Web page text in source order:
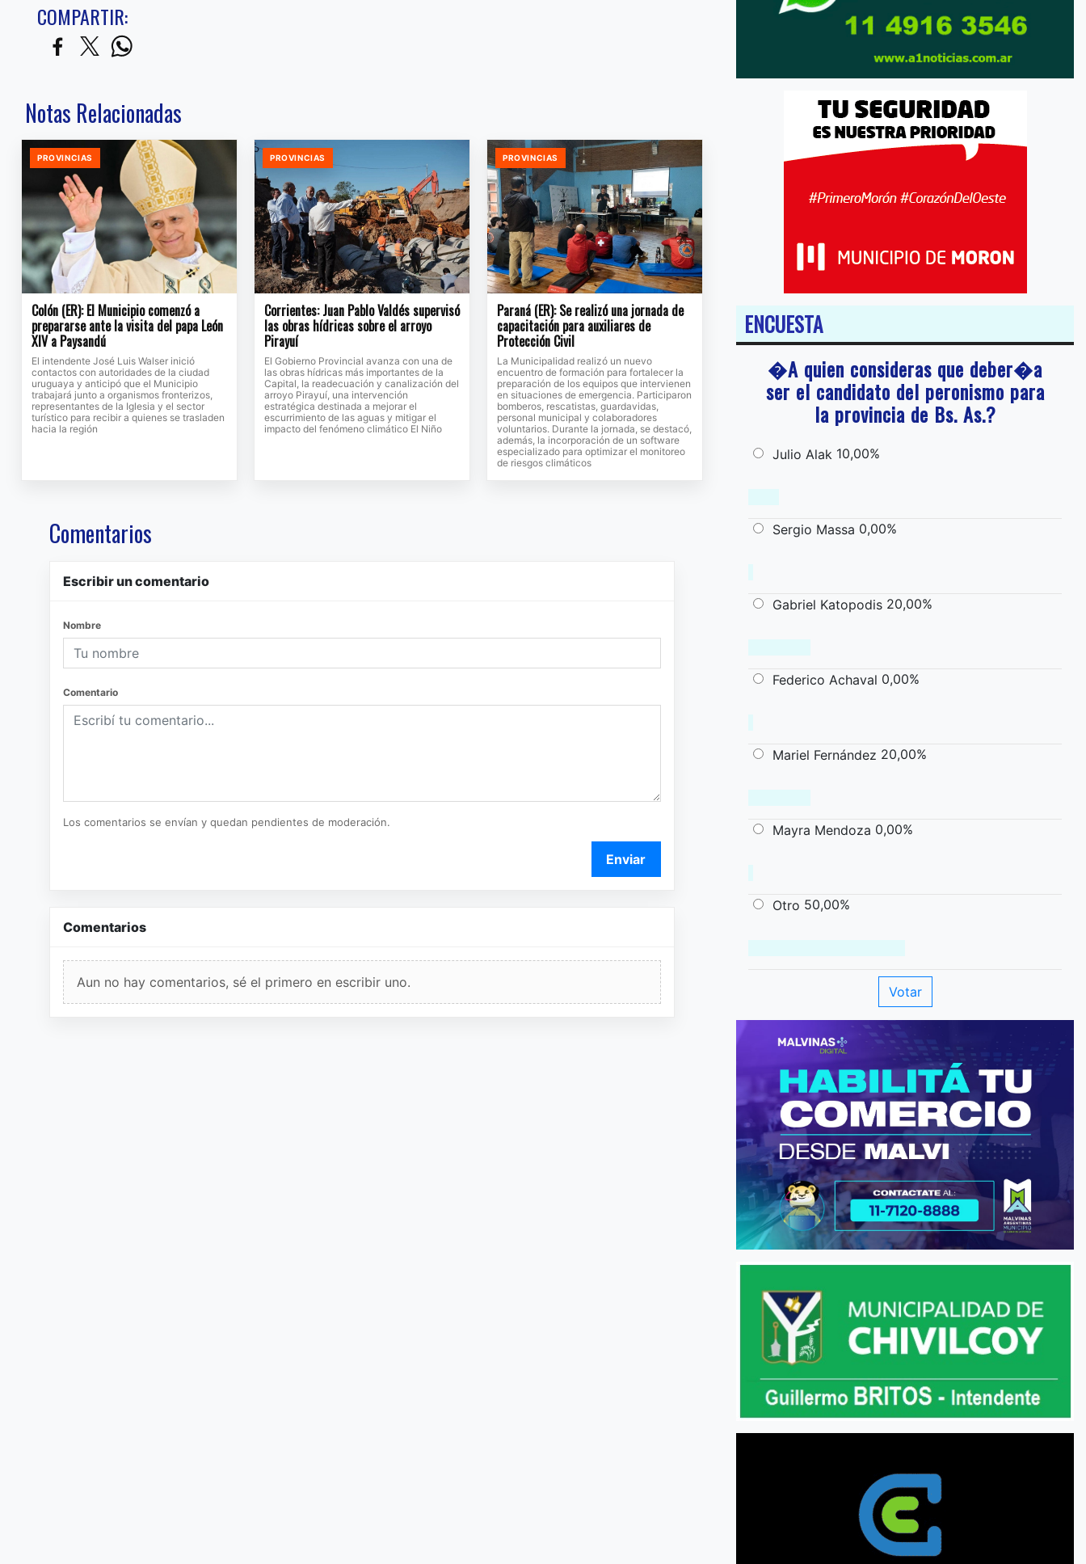
COMPARTIR:
Notas Relacionadas
PROVINCIAS
Colón (ER): El Municipio comenzó a
prepararse ante la visita del papa León
XIV a Paysandú
El intendente José Luis Walser inició
contactos con autoridades de la ciudad
uruguaya y anticipó que el Municipio
trabajará junto a organismos fronterizos,
representantes de la Iglesia y el sector
turístico para recibir a quienes se trasladen
hacia la región
PROVINCIAS
Corrientes: Juan Pablo Valdés supervisó
las obras hídricas sobre el arroyo
Pirayuí
El Gobierno Provincial avanza con una de
las obras hídricas más importantes de la
Capital, la readecuación y canalización del
arroyo Pirayuí, una intervención
estratégica destinada a mejorar el
escurrimiento de las aguas y mitigar el
impacto del fenómeno climático El Niño
PROVINCIAS
Paraná (ER): Se realizó una jornada de
capacitación para auxiliares de
Protección Civil
La Municipalidad realizó un nuevo
encuentro de formación para fortalecer la
preparación de los equipos que intervienen
en situaciones de emergencia. Participaron
bomberos, rescatistas, guardavidas,
personal municipal y colaboradores
voluntarios. Durante la jornada, se destacó,
además, la incorporación de un software
especializado para optimizar el monitoreo
de riesgos climáticos
Comentarios
Escribir un comentario
Nombre
Comentario
Los comentarios se envían y quedan pendientes de moderación.
Enviar
Comentarios
Aun no hay comentarios, sé el primero en escribir uno.
ENCUESTA
�A quien consideras que deber�a
ser el candidato del peronismo para
la provincia de Bs. As.?
Julio Alak 10,00%
Sergio Massa 0,00%
Gabriel Katopodis 20,00%
Federico Achaval 0,00%
Mariel Fernández 20,00%
Mayra Mendoza 0,00%
Otro 50,00%